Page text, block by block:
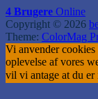
4 Brugere Online
Copyright © 2026
Theme: ColorMag
Vi anvender
oplevelse af vores
vil vi antage at du er